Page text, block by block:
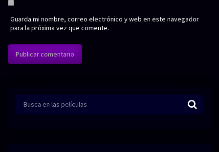
Guarda mi nombre, correo electrónico y web en este navegador
para la próxima vez que comente.